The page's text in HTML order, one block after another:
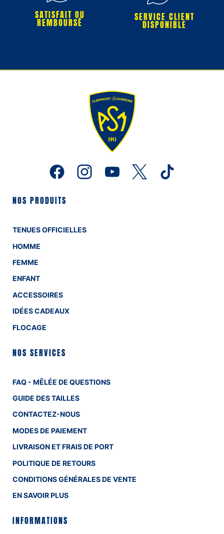
SATISFAIT OU
REMBOURSÉ SERVICE CLIENT
DISPONIBLE
NOS PRODUITS
TENUES OFFICIELLES
HOMME
FEMME
ENFANT
ACCESSOIRES
IDÉES CADEAUX
FLOCAGE
NOS SERVICES
FAQ - MÊLÉE DE QUESTIONS
GUIDE DES TAILLES
CONTACTEZ-NOUS
MODES DE PAIEMENT
LIVRAISON ET FRAIS DE PORT
POLITIQUE DE RETOURS
CONDITIONS GÉNÉRALES DE VENTE
EN SAVOIR PLUS
INFORMATIONS